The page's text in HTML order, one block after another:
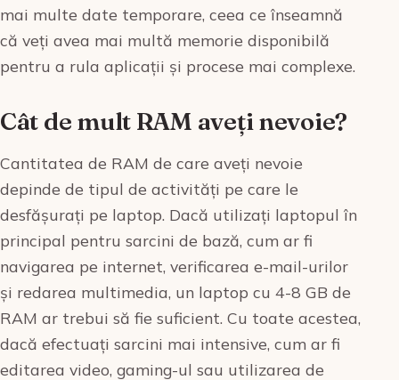
mai multe date temporare, ceea ce înseamnă
că veți avea mai multă memorie disponibilă
pentru a rula aplicații și procese mai complexe.
Cât de mult RAM aveți nevoie?
Cantitatea de RAM de care aveți nevoie
depinde de tipul de activități pe care le
desfășurați pe laptop. Dacă utilizați laptopul în
principal pentru sarcini de bază, cum ar fi
navigarea pe internet, verificarea e-mail-urilor
și redarea multimedia, un laptop cu 4-8 GB de
RAM ar trebui să fie suficient. Cu toate acestea,
dacă efectuați sarcini mai intensive, cum ar fi
editarea video, gaming-ul sau utilizarea de